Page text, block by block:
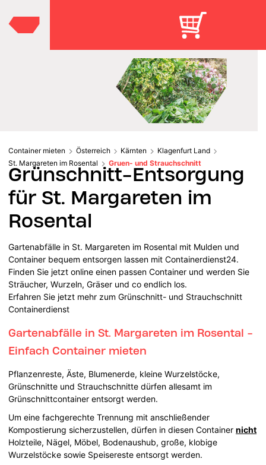
Container mieten Österreich Kärnten
Klagenfurt Land
St. Margareten im Rosental
Gruen- und Strauchschnitt
Grünschnitt-Entsorgung
für St. Margareten im
Rosental
Gartenabfälle in St. Margareten im Rosental mit Mulden und
Container bequem entsorgen lassen mit Containerdienst24.
Finden Sie jetzt online einen passen Container und werden Sie
Sträucher, Wurzeln, Gräser und co endlich los.
Erfahren Sie jetzt mehr zum Grünschnitt- und Strauchschnitt
Containerdienst
Gartenabfälle in St. Margareten im Rosental -
Einfach Container mieten
Pflanzenreste, Äste, Blumenerde, kleine Wurzelstöcke,
Grünschnitte und Strauchschnitte dürfen allesamt im
Grünschnittcontainer entsorgt werden.
Um eine fachgerechte Trennung mit anschließender
Kompostierung sicherzustellen, dürfen in diesen Containernicht
Holzteile, Nägel, Möbel, Bodenaushub, große, klobige
Wurzelstöcke sowie Speisereste entsorgt werden.